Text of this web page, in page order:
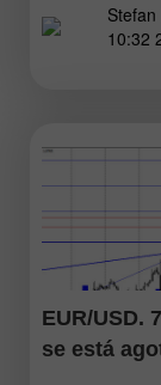
Stefan
10:32
EUR/USD.
se está